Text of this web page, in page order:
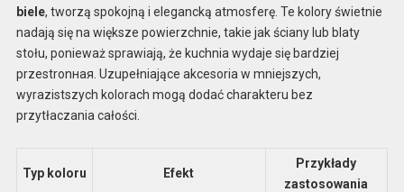
biele, tworzą spokojną i elegancką atmosferę. Te kolory świetnie
nadają się na większe powierzchnie, takie jak ściany lub blaty
stołu, ponieważ sprawiają, że kuchnia wydaje się bardziej
przestronная. Uzupełniające akcesoria w mniejszych,
wyrazistszych kolorach mogą dodać charakteru bez
przytłaczania całości.
Typ koloru Efekt
Przykłady
zastosowania